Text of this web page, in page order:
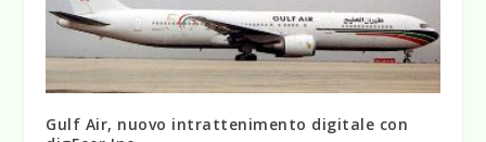
Gulf Air, nuovo intrattenimento digitale con